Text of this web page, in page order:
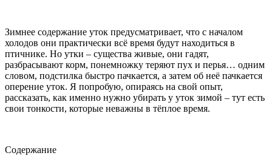
Зимнее содержание уток предусматривает, что с началом
холодов они практически всё время будут находиться в
птичнике. Но утки – существа живые, они гадят,
разбрасывают корм, понемножку теряют пух и перья… одним
словом, подстилка быстро пачкается, а затем об неё пачкается
оперение уток. Я попробую, опираясь на свой опыт,
рассказать, как именно нужно убирать у уток зимой – тут есть
свои тонкости, которые неважны в тёплое время.
Содержание